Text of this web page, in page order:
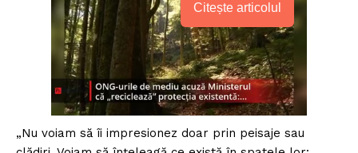
Citește articolul
„Nu voiam să îi impresionez doar prin peisaje sau